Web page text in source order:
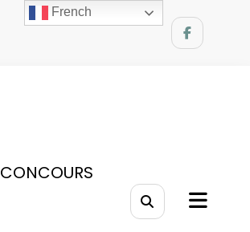
CONCOURS
French